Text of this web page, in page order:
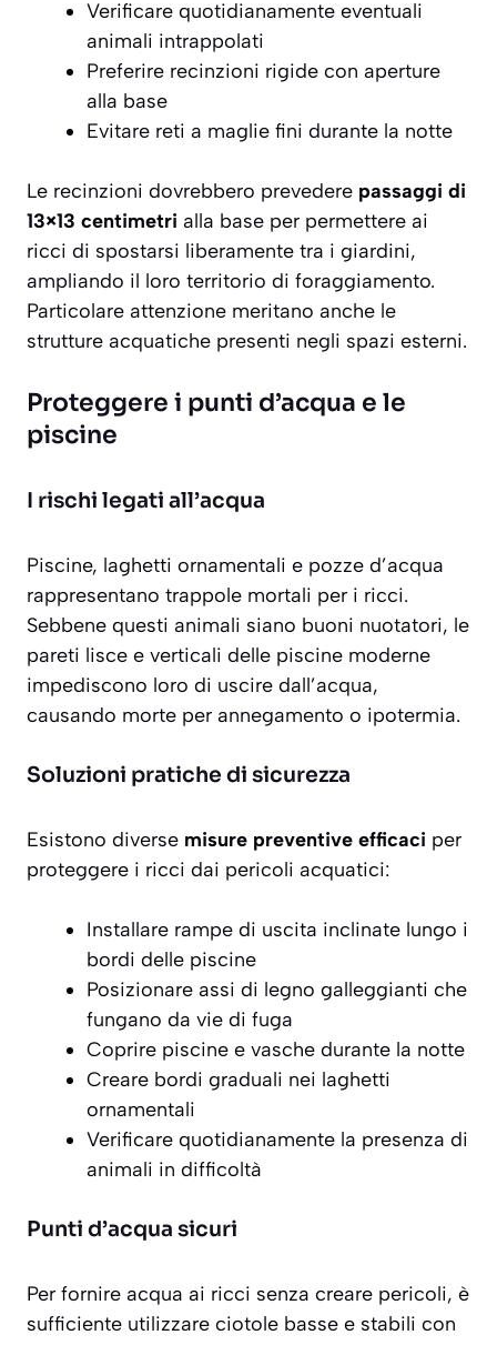
Verificare quotidianamente eventuali
animali intrappolati
Preferire recinzioni rigide con aperture
alla base
Evitare reti a maglie fini durante la notte
Le recinzioni dovrebbero prevedere passaggi di
13×13 centimetri alla base per permettere ai
ricci di spostarsi liberamente tra i giardini,
ampliando il loro territorio di foraggiamento.
Particolare attenzione meritano anche le
strutture acquatiche presenti negli spazi esterni.
Proteggere i punti d’acqua e le
piscine
I rischi legati all’acqua
Piscine, laghetti ornamentali e pozze d’acqua
rappresentano trappole mortali per i ricci.
Sebbene questi animali siano buoni nuotatori, le
pareti lisce e verticali delle piscine moderne
impediscono loro di uscire dall’acqua,
causando morte per annegamento o ipotermia.
Soluzioni pratiche di sicurezza
Esistono diverse misure preventive efficaci per
proteggere i ricci dai pericoli acquatici:
Installare rampe di uscita inclinate lungo i
bordi delle piscine
Posizionare assi di legno galleggianti che
fungano da vie di fuga
Coprire piscine e vasche durante la notte
Creare bordi graduali nei laghetti
ornamentali
Verificare quotidianamente la presenza di
animali in difficoltà
Punti d’acqua sicuri
Per fornire acqua ai ricci senza creare pericoli, è
sufficiente utilizzare ciotole basse e stabili con